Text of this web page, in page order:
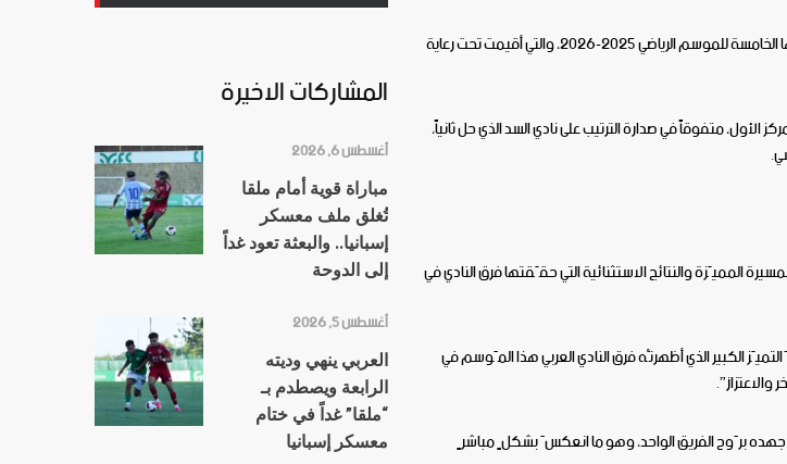
تُوّج النادي العربي الرياضي بالمركز الأول في فئة الأندية الرياضية بـ جائزة التميّز الرياضي والشبابي في نسختها الخامسة للموسم الرياضي 2025-2026، والتي أقيمت تحت رعاية
الأول، متفوقاً في صدارة الترتيب على نادي السد الذي حل ثانياً،
المميّزة والنتائج الاستثنائية التي حقّقتها فرق النادي في
الكبير الذي أظهرتْه فرق النادي العربي هذا المَوسم في
جهده برَوح الفريق الواحد، وهو ما انعكسَ بشكلٍ مباشرٍ
المشاركات الاخيرة
أغسطس 6, 2026
مباراة قوية أمام ملقا
تُغلق ملف معسكر
إسبانيا.. والبعثة تعود غداً
إلى الدوحة
أغسطس 5, 2026
العربي ينهي وديته
الرابعة ويصطدم بـ
“ملقا” غداً في ختام
معسكر إسبانيا